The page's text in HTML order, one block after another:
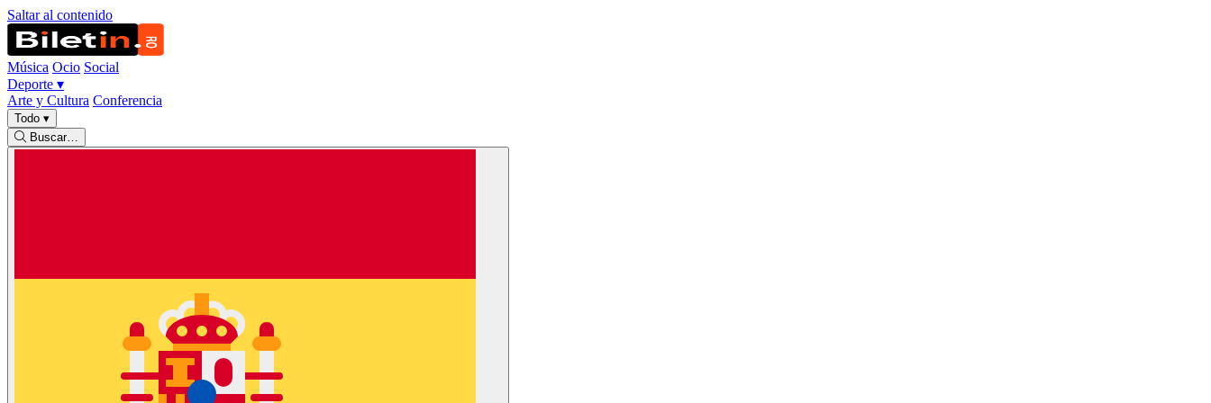
Saltar al contenido
Música Ocio Social
Deporte ▾
Arte y Cultura Conferencia
Todo ▾
Buscar…